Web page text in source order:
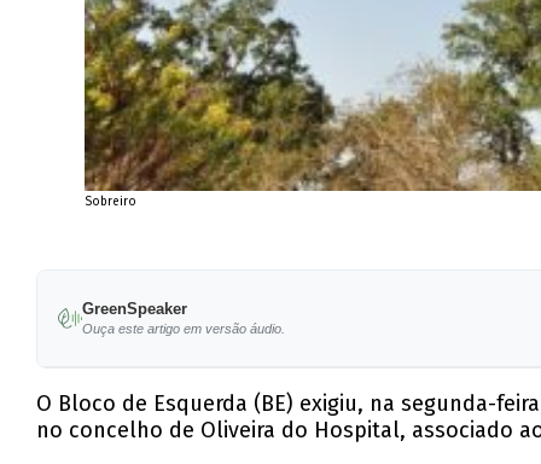
Sobreiro
GreenSpeaker
Ouça este artigo em versão áudio.
O Bloco de Esquerda (BE) exigiu, na segunda-
no concelho de Oliveira do Hospital, associado